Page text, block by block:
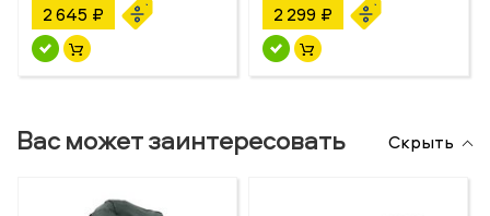
2 645 ₽
2 299 ₽
Вас может заинтересовать Скрыть